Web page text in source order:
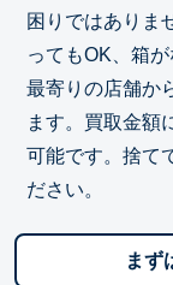
困りではありま
ってもOK、箱
最寄りの店舗か
ます。買取金額
可能です。捨て
ださい。
まず